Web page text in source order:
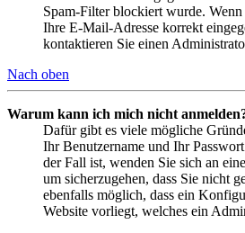
Spam-Filter blockiert wurde. Wenn
Ihre E-Mail-Adresse korrekt
kontaktieren Sie einen
Nach oben
Warum kann ich mich nicht
Dafür gibt es viele mögliche
Ihr Benutzername und Ihr
der Fall ist, wenden Sie sich an
um sicherzugehen, dass Sie nicht
ebenfalls möglich, dass ein
Website vorliegt, welches ein